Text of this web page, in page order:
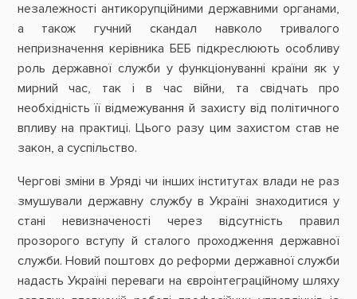
незалежності антикорупційними державними органами,
а також гучний скандал навколо тривалого
непризначення керівника БЕБ підкреслюють особливу
роль державної служби у функціонуванні країни як у
мирний час, так і в час війни, та свідчать про
необхідність її відмежування й захисту від політичного
впливу на практиці. Цього разу цим захистом став не
закон, а суспільство.
Чергові зміни в Уряді чи інших інститутах влади не раз
змушували державну службу в Україні знаходитися у
стані невизначеності через відсутність правил
прозорого вступу й сталого проходження державної
служби. Новий поштовх до реформи державної служби
надасть Україні переваги на євроінтеграційному шляху